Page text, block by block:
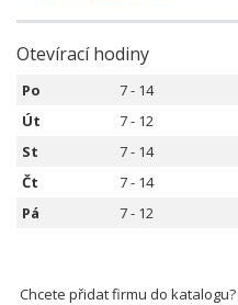
Otevírací hodiny
Po
7 - 14
Út
7 - 12
St
7 - 14
Čt
7 - 14
Pá
7 - 12
Chcete přidat firmu do katalogu?